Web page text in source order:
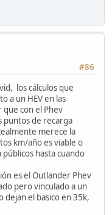
#86
los cálculos que
a un HEV en las
con el Phev
puntos de recarga
merece la
km/año es viable o
hasta cuando
es el Outlander Phev
pero vinculado a un
dejan el basico en 35k,